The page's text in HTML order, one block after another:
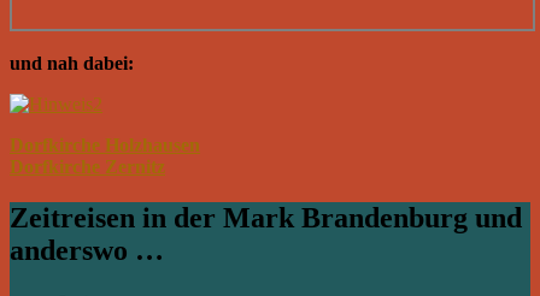
und nah dabei:
Dorfkirche Holzhausen
Dorfkirche Zernitz
Zeitreisen in der Mark Brandenburg und
anderswo …